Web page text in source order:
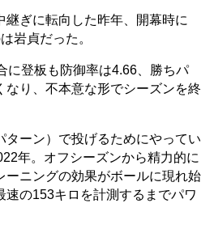
ぎに転向した昨年、開幕時に
岩貞だった。
登板も防御率は4.66、勝ちパ
なり、不本意な形でシーズンを終
ーン）で投げるためにやってい
年。オフシーズンから精力的に
ーニングの効果がボールに現れ始
速の153キロを計測するまでパワ